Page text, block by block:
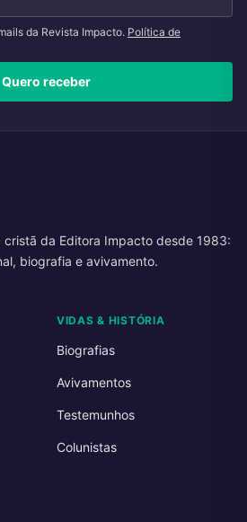
da Revista Impacto. Política de
Quero receber
cristã da Editora Impacto desde 1983:
biografia e avivamento.
VIDAS & HISTÓRIA
Biografias
Avivamentos
Testemunhos
Colunistas